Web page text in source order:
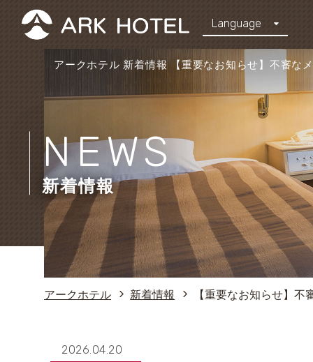
アークホテル 新着情報 【重要なお知らせ】不審な
Language
NEWS
新着情報
アークホテル 新着情報 【重要なお知らせ】
2026.04.20